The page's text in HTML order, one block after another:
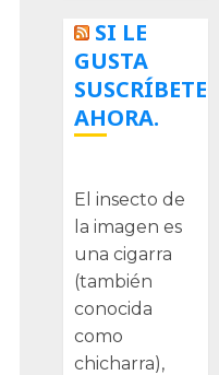
SI LE
GUSTA
SUSCRÍBETE
AHORA.
El insecto de
la imagen es
una cigarra
(también
conocida
como
chicharra),